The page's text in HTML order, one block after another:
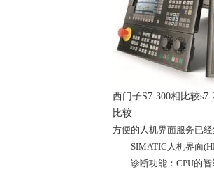
西门子S7-300相比较
比较
方便的人机界面服务已
SIMATIC人机界面
诊断功能：CPU的智